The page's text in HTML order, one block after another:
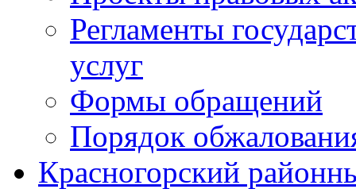
Регламенты
услуг
Формы обращений
Порядок
Красногорский